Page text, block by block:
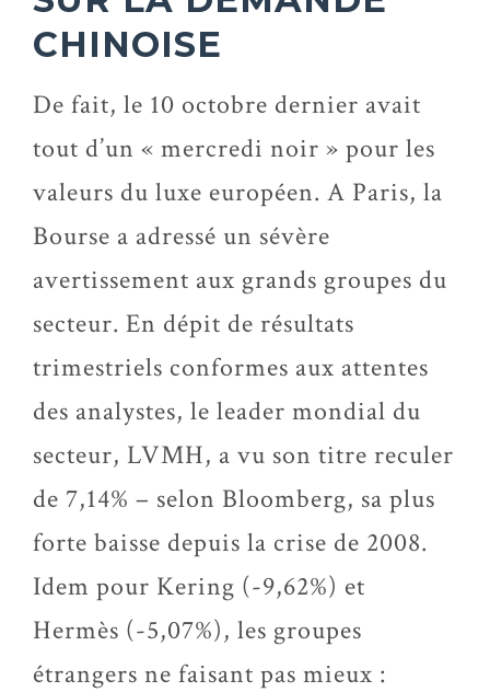
CHINOISE
De fait, le 10 octobre dernier avait
tout d’un « mercredi noir » pour les
valeurs du luxe européen. A Paris, la
Bourse a adressé un sévère
avertissement aux grands groupes du
secteur. En dépit de résultats
trimestriels conformes aux attentes
des analystes, le leader mondial du
secteur, LVMH, a vu son titre reculer
de 7,14% – selon Bloomberg, sa plus
forte baisse depuis la crise de 2008.
Idem pour Kering (-9,62%) et
Hermès (-5,07%), les groupes
étrangers ne faisant pas mieux :